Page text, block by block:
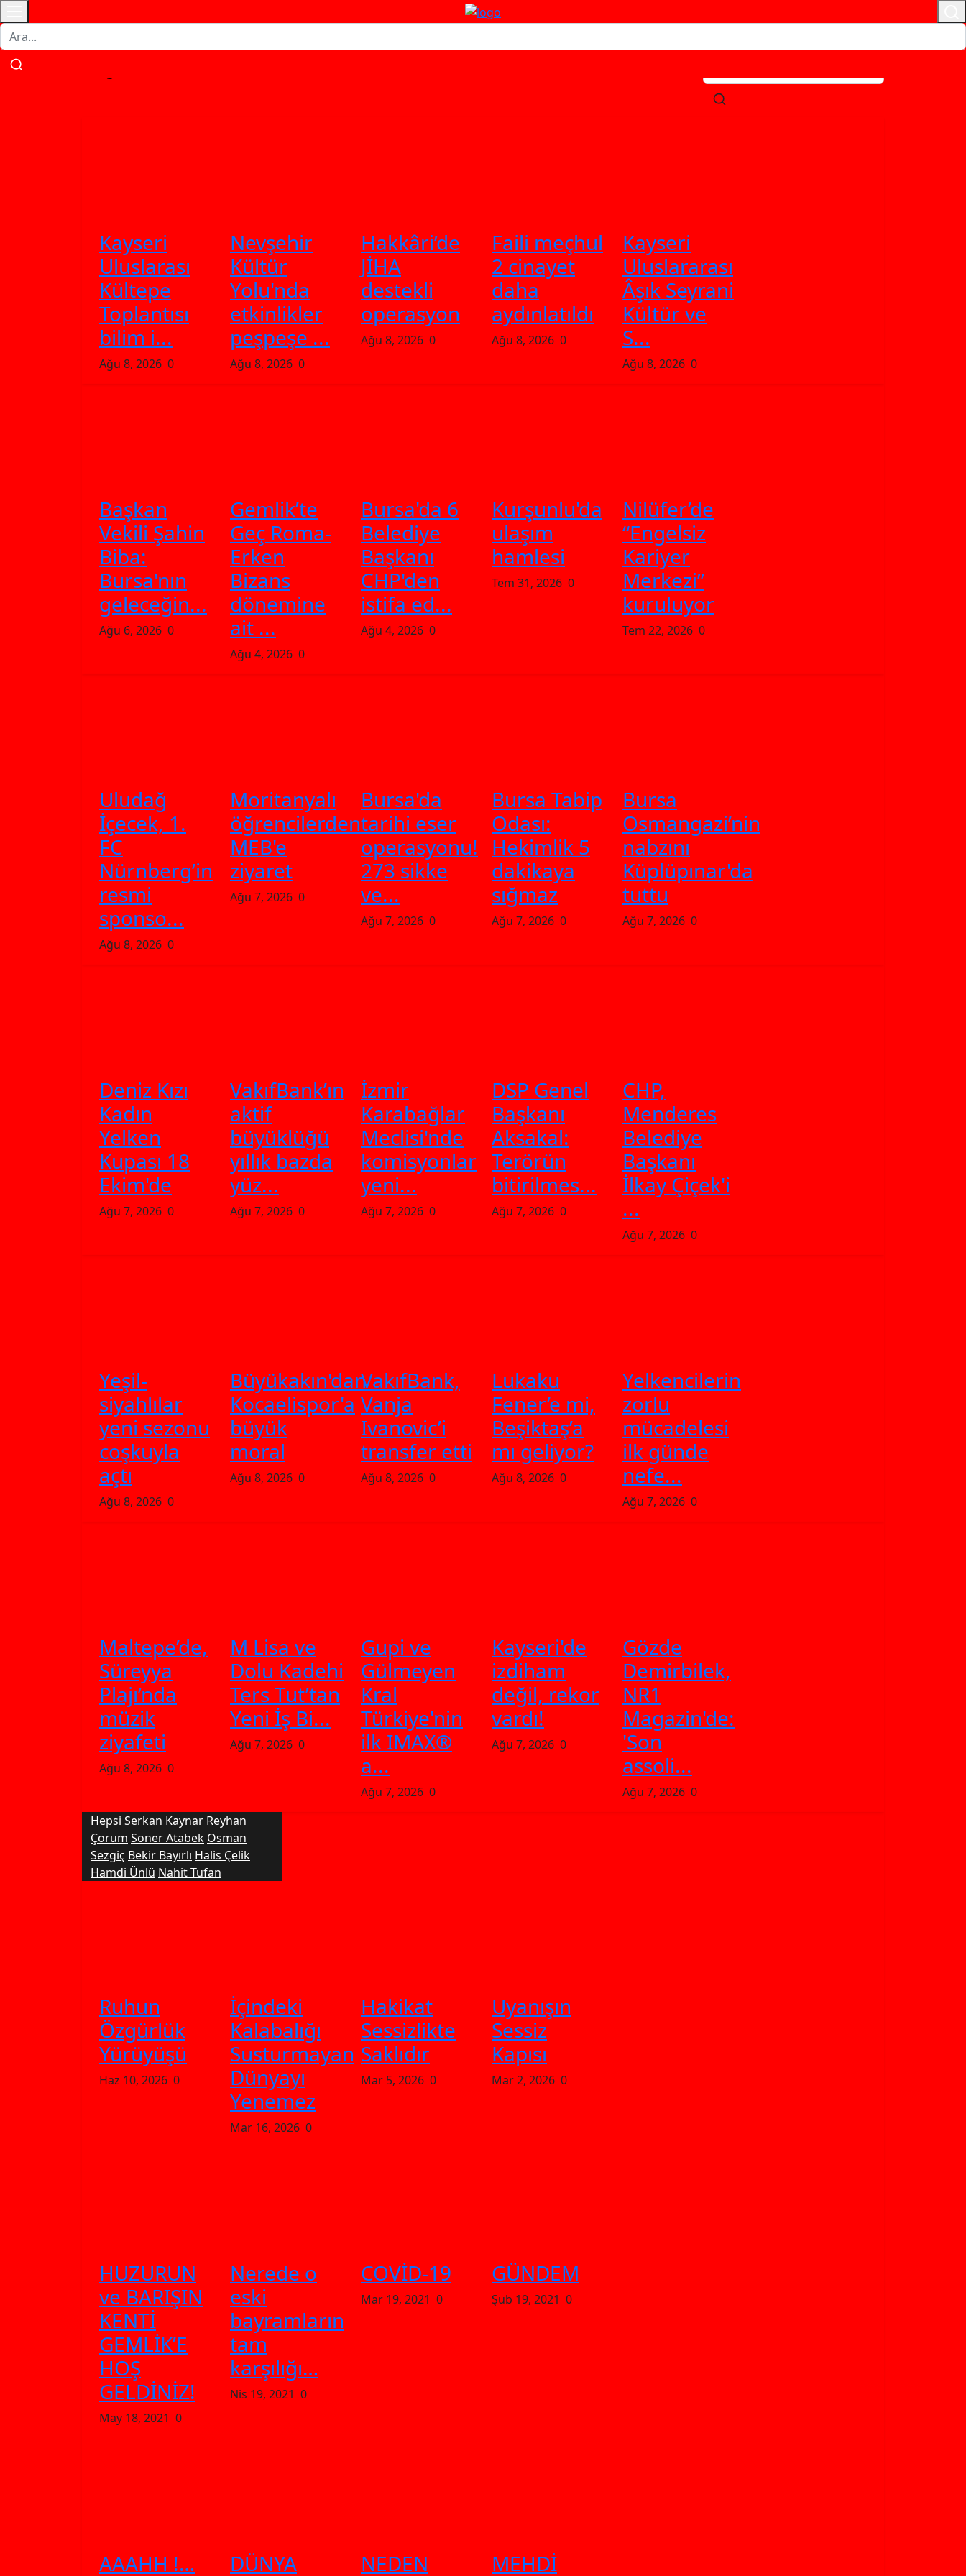
Kayseri
Uluslarası
Kültepe
Toplantısı
bilim i...
Ağu 8, 2026 0
Nevşehir
Kültür
Yolu'nda
etkinlikler
peşpeşe ...
Ağu 8, 2026 0
Hakkâri’de
JİHA
destekli
operasyon
Ağu 8, 2026 0
Faili meçhul
2 cinayet
daha
aydınlatıldı
Ağu 8, 2026 0
Kayseri
Uluslararası
Âşık Seyrani
Kültür ve
S...
Ağu 8, 2026 0
Başkan
Vekili Şahin
Biba:
Bursa'nın
geleceğin...
Ağu 6, 2026 0
Gemlik’te
Geç Roma-
Erken
Bizans
dönemine
ait ...
Ağu 4, 2026 0
Bursa'da 6
Belediye
Başkanı
CHP'den
istifa ed...
Ağu 4, 2026 0
Kurşunlu'da
ulaşım
hamlesi
Tem 31, 2026 0
Nilüfer’de
“Engelsiz
Kariyer
Merkezi”
kuruluyor
Tem 22, 2026 0
Uludağ
İçecek, 1.
FC
Nürnberg’in
resmi
sponso...
Ağu 8, 2026 0
Moritanyalı
öğrencilerden
MEB'e
ziyaret
Ağu 7, 2026 0
Bursa'da
tarihi eser
operasyonu!
273 sikke
ve...
Ağu 7, 2026 0
Bursa Tabip
Odası:
Hekimlik 5
dakikaya
sığmaz
Ağu 7, 2026 0
Bursa
Osmangazi’nin
nabzını
Küplüpınar'da
tuttu
Ağu 7, 2026 0
Deniz Kızı
Kadın
Yelken
Kupası 18
Ekim'de
Ağu 7, 2026 0
VakıfBank’ın
aktif
büyüklüğü
yıllık bazda
yüz...
Ağu 7, 2026 0
İzmir
Karabağlar
Meclisi'nde
komisyonlar
yeni...
Ağu 7, 2026 0
DSP Genel
Başkanı
Aksakal:
Terörün
bitirilmes...
Ağu 7, 2026 0
CHP,
Menderes
Belediye
Başkanı
İlkay Çiçek'i
...
Ağu 7, 2026 0
Yeşil-
siyahlılar
yeni sezonu
coşkuyla
açtı
Ağu 8, 2026 0
Büyükakın'dan
Kocaelispor'a
büyük
moral
Ağu 8, 2026 0
VakıfBank,
Vanja
Ivanovic’i
transfer etti
Ağu 8, 2026 0
Lukaku
Fener’e mi,
Beşiktaş’a
mı geliyor?
Ağu 8, 2026 0
Yelkencilerin
zorlu
mücadelesi
ilk günde
nefe...
Ağu 7, 2026 0
Maltepe’de,
Süreyya
Plajı’nda
müzik
ziyafeti
Ağu 8, 2026 0
M Lisa ve
Dolu Kadehi
Ters Tut’tan
Yeni İş Bi...
Ağu 7, 2026 0
Gupi ve
Gülmeyen
Kral
Türkiye'nin
ilk IMAX®
a...
Ağu 7, 2026 0
Kayseri'de
izdiham
değil, rekor
vardı!
Ağu 7, 2026 0
Gözde
Demirbilek,
NR1
Magazin'de:
'Son
assoli...
Ağu 7, 2026 0
Hepsi Serkan Kaynar Reyhan
Çorum Soner Atabek Osman
Sezgiç Bekir Bayırlı Halis Çelik
Hamdi Ünlü Nahit Tufan
Ruhun
Özgürlük
Yürüyüşü
Haz 10, 2026 0
İçindeki
Kalabalığı
Susturmayan
Dünyayı
Yenemez
Mar 16, 2026 0
Hakikat
Sessizlikte
Saklıdır
Mar 5, 2026 0
Uyanışın
Sessiz
Kapısı
Mar 2, 2026 0
HUZURUN
ve BARIŞIN
KENTİ
GEMLİK’E
HOŞ
GELDİNİZ!
May 18, 2021 0
Nerede o
eski
bayramların
tam
karşılığı…
Nis 19, 2021 0
COVİD-19
Mar 19, 2021 0
GÜNDEM
Şub 19, 2021 0
AAAHH !…
DÜNYA
NEDEN
MEHDİ